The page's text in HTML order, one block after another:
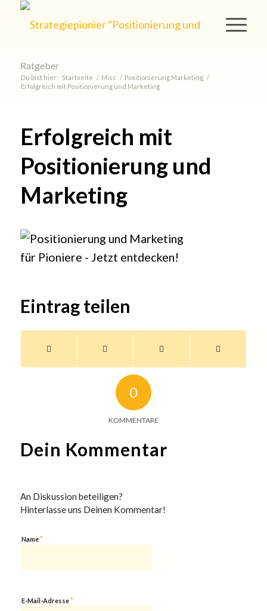
Ratgeber
Du bist hier: Startseite / Misc / Positionierung Marketing /
Erfolgreich mit Positionierung und Marketing
Erfolgreich mit
Positionierung und
Marketing
Eintrag teilen
0
KOMMENTARE
Dein Kommentar
An Diskussion beteiligen?
Hinterlasse uns Deinen Kommentar!
Name*
E-Mail-Adresse*